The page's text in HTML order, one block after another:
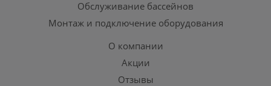
Обслуживание бассейнов
Монтаж и подключение оборудования
О компании
Акции
Отзывы